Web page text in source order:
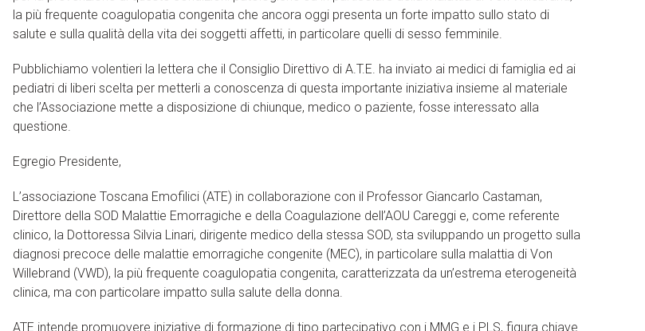
la più frequente coagulopatia congenita che ancora oggi presenta un forte impatto sullo stato di
salute e sulla qualità della vita dei soggetti affetti, in particolare quelli di sesso femminile.
Pubblichiamo volentieri la lettera che il Consiglio Direttivo di A.T.E. ha inviato ai medici di famiglia ed ai
pediatri di liberi scelta per metterli a conoscenza di questa importante iniziativa insieme al materiale
che l’Associazione mette a disposizione di chiunque, medico o paziente, fosse interessato alla
questione.
Egregio Presidente,
L’associazione Toscana Emofilici (ATE) in collaborazione con il Professor Giancarlo Castaman,
Direttore della SOD Malattie Emorragiche e della Coagulazione dell’AOU Careggi e, come referente
clinico, la Dottoressa Silvia Linari, dirigente medico della stessa SOD, sta sviluppando un progetto sulla
diagnosi precoce delle malattie emorragiche congenite (MEC), in particolare sulla malattia di Von
Willebrand (VWD), la più frequente coagulopatia congenita, caratterizzata da un’estrema eterogeneità
clinica, ma con particolare impatto sulla salute della donna.
ATE intende promuovere iniziative di formazione di tipo partecipativo con i MMG e i PLS, figura chiave